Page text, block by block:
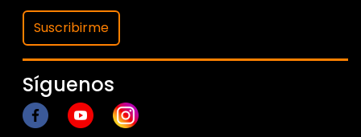
Suscribirme
Síguenos